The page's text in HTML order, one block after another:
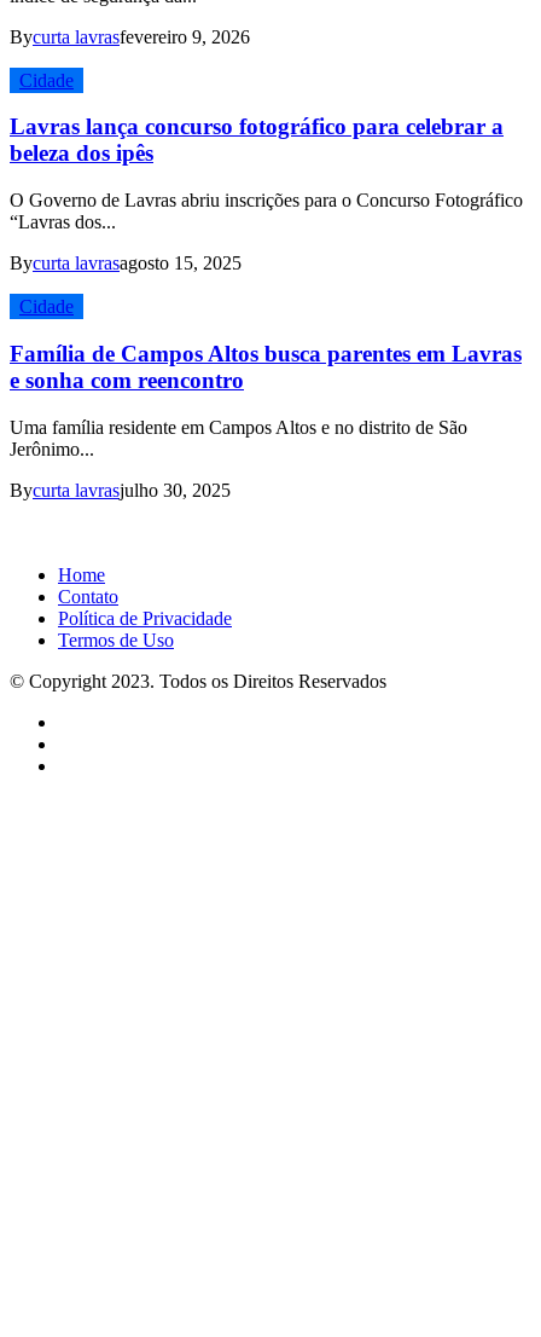
Bycurta lavrasfevereiro 9, 2026
Cidade
Lavras lança concurso fotográfico para celebrar a
beleza dos ipês
O Governo de Lavras abriu inscrições para o Concurso Fotográfico
“Lavras dos...
Bycurta lavrasagosto 15, 2025
Cidade
Família de Campos Altos busca parentes em Lavras
e sonha com reencontro
Uma família residente em Campos Altos e no distrito de São
Jerônimo...
Bycurta lavrasjulho 30, 2025
Home
Contato
Política de Privacidade
Termos de Uso
© Copyright 2023. Todos os Direitos Reservados